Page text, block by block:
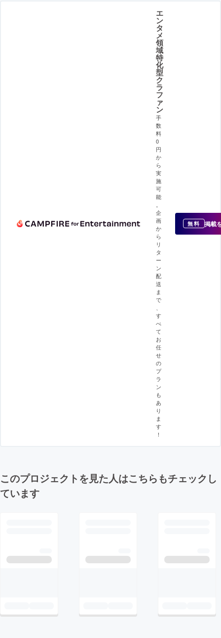
エ
ン
タ
メ
領
域
特
化
型
ク
ラ
フ
ァ
ン
手
数
料
0
円
か
ら
実
施
可
能
企
画
か
ら
リ
タ
ー
ン
配
送
ま
で
す
べ
て
お
任
せ
の
プ
ラ
ン
も
あ
り
ま
す
！
無料 掲載
このプロジェクトを見た人はこちらもチェックし
ています